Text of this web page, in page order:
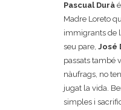
Pascual Durà
Madre Loreto
immigrants de
seu pare, José
passats també
nàufrags, no
jugat la vida.
simples i